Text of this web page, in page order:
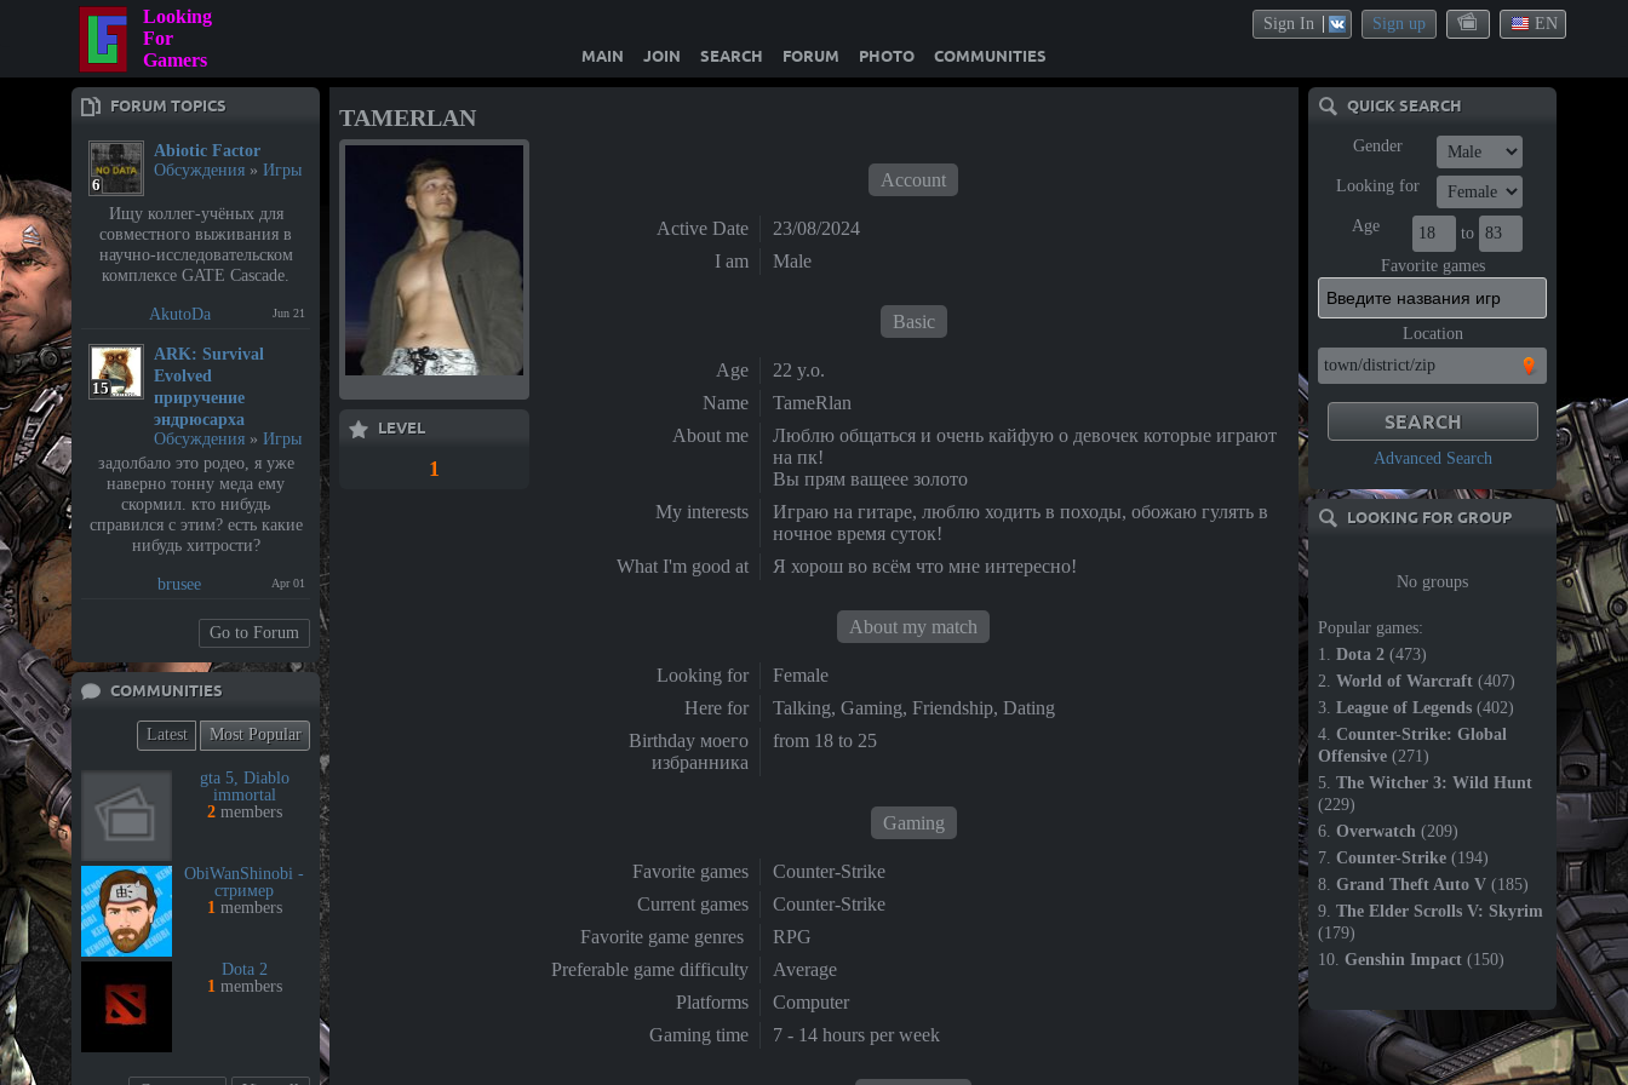
Looking
For
Gamers
Sign In Sign up EN
MAIN JOIN SEARCH FORUM PHOTO COMMUNITIES
FORUM TOPICS
6
Abiotic Factor
Обсуждения » Игры
Ищу коллег-учёных для
совместного выживания в
научно-исследовательском
комплексе GATE Cascade.
AkutoDa Jun 21
15
⁣ARK: Survival
Evolved
приручение
эндрюсарха
Обсуждения » Игры
задолбало это родео, я уже
наверно тонну меда ему
скормил. кто нибудь
справился с этим? есть какие
нибудь хитрости?
brusee Apr 01
Go to Forum
COMMUNITIES
Latest Most Popular
gta 5, Diablo
immortal
2members
ObiWanShinobi -
стример
1members
Dota 2
1members
TAMERLAN
LEVEL
1
Account
Active Date
23/08/2024
I am
Male
Basic
Age
22 y.o.
Name
TameRlan
About me
Люблю общаться и очень кайфую о девочек которые играют
на пк!
Вы прям ващеее золото
My interests
Играю на гитаре, люблю ходить в походы, обожаю гулять в
ночное время суток!
What I'm good at
Я хорош во всём что мне интересно!
About my match
Looking for
Female
Here for
Talking, Gaming, Friendship, Dating
Birthday моего
избранника
from 18 to 25
Gaming
Favorite games
Counter-Strike
Current games
Counter-Strike
Favorite game genres
RPG
Preferable game difficulty
Average
Platforms
Computer
Gaming time
7 - 14 hours per week
QUICK SEARCH
Gender
Looking for
Age
to
Favorite games
Location
Advanced Search
LOOKING FOR GROUP
No groups
Popular games:
1. Dota 2 (473)
2. World of Warcraft (407)
3. League of Legends (402)
4. Counter-Strike: Global
Offensive (271)
5. The Witcher 3: Wild Hunt
(229)
6. Overwatch (209)
7. Counter-Strike (194)
8. Grand Theft Auto V (185)
9. The Elder Scrolls V: Skyrim
(179)
10. Genshin Impact (150)